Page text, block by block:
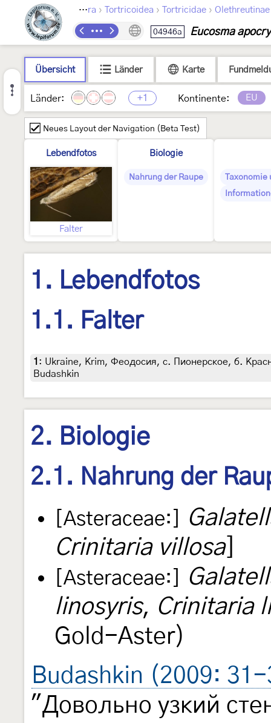
Lepidoptera › Tortricoidea › Tortricidae › Olethreutinae
04946a Eucosma
Übersicht Länder Karte
Länder: +1 Kontinente: EU
Neues Layout der Navigation (Beta Test)
Lebendfotos
Falter
Biologie
Nahrung der Raupe
1. Lebendfotos
1.1. Falter
1 : Ukraine, Krim, Феодосия, с. Пионерское, б.
Budashkin
2. Biologie
2.1. Nahrung der
[Asteraceae:]
Crinitaria villosa]
[Asteraceae:]
linosyris, Crinitaria
Gold-Aster)
Budashkin (2009:
"Довольно узкий